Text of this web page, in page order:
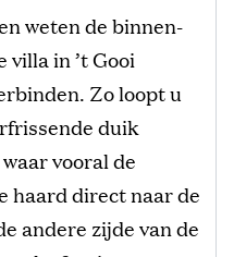
weten de binnen-
in ’t Gooi
Zo loopt u
duik
vooral de
haard direct naar de
andere zijde van de